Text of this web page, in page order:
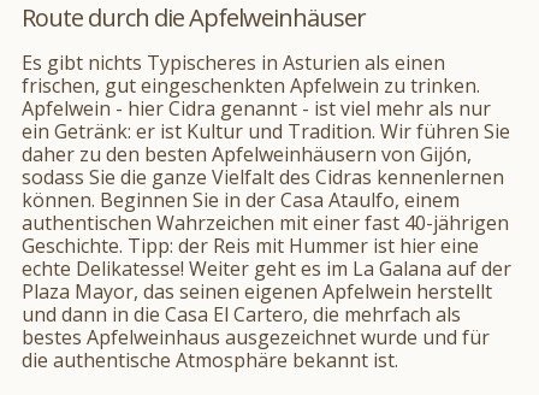
Route durch die Apfelweinhäuser
Es gibt nichts Typischeres in Asturien als einen
frischen, gut eingeschenkten Apfelwein zu trinken.
Apfelwein - hier Cidra genannt - ist viel mehr als nur
ein Getränk: er ist Kultur und Tradition. Wir führen Sie
daher zu den besten Apfelweinhäusern von Gijón,
sodass Sie die ganze Vielfalt des Cidras kennenlernen
können. Beginnen Sie in der Casa Ataulfo, einem
authentischen Wahrzeichen mit einer fast 40-jährigen
Geschichte. Tipp: der Reis mit Hummer ist hier eine
echte Delikatesse! Weiter geht es im La Galana auf der
Plaza Mayor, das seinen eigenen Apfelwein herstellt
und dann in die Casa El Cartero, die mehrfach als
bestes Apfelweinhaus ausgezeichnet wurde und für
die authentische Atmosphäre bekannt ist.